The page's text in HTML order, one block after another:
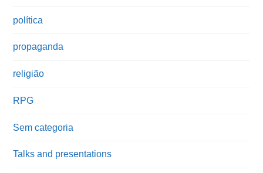
política
propaganda
religião
RPG
Sem categoria
Talks and presentations